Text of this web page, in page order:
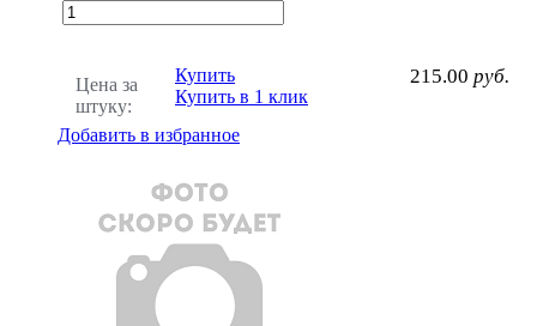
Цена за
штуку:
215.00 руб.
Купить
Купить в 1 клик
Добавить в избранное